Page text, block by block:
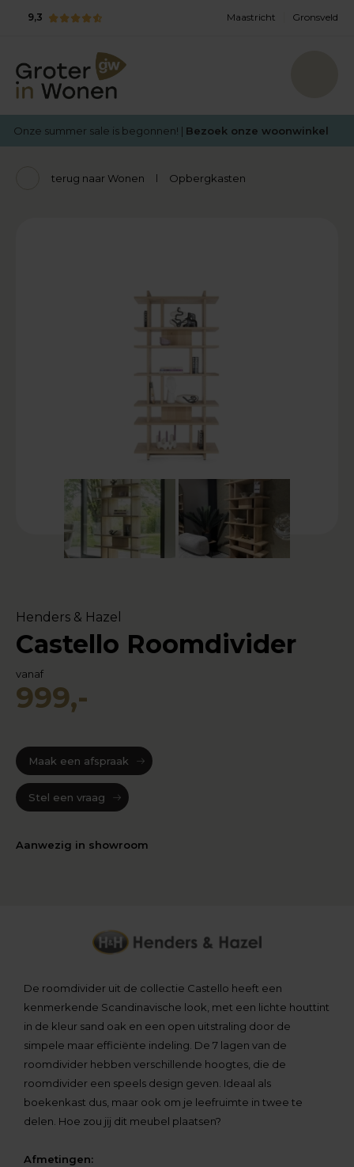
9,3 Maastricht Gronsveld
Onze summer sale is begonnen! | Bezoek onze woonwinkel
terug naar Wonen Opbergkasten
Henders & Hazel
Castello Roomdivider
vanaf
999,-
Maak een afspraak
Stel een vraag
Aanwezig in showroom
De roomdivider uit de collectie Castello heeft een
kenmerkende Scandinavische look, met een lichte houttint
in de kleur sand oak en een open uitstraling door de
simpele maar efficiënte indeling. De 7 lagen van de
roomdivider hebben verschillende hoogtes, die de
roomdivider een speels design geven. Ideaal als
boekenkast dus, maar ook om je leefruimte in twee te
delen. Hoe zou jij dit meubel plaatsen?
Afmetingen: